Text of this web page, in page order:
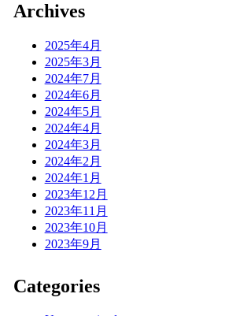
Archives
2025年4月
2025年3月
2024年7月
2024年6月
2024年5月
2024年4月
2024年3月
2024年2月
2024年1月
2023年12月
2023年11月
2023年10月
2023年9月
Categories